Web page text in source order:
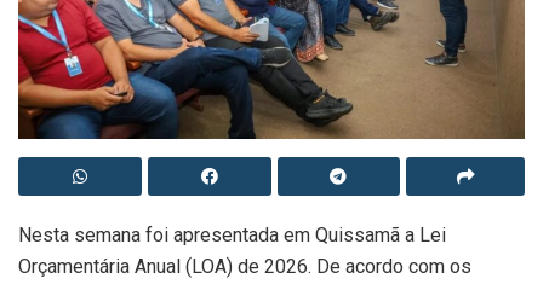
Nesta semana foi apresentada em Quissamã a Lei
Orçamentária Anual (LOA) de 2026. De acordo com os